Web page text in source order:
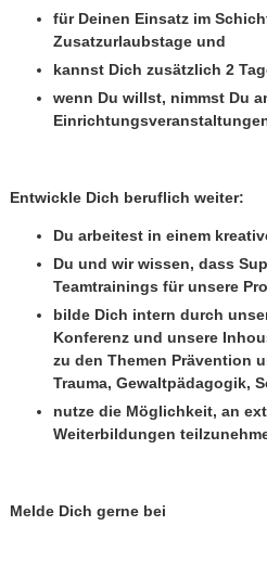
für Deinen Einsatz im
Zusatzurlaubstage und
kannst Dich zusätzlich 2
wenn Du willst, nimmst Du
Entwickle Dich beruflich weiter:
Du arbeitest in einem
Du und wir wissen, dass
Teamtrainings für unsere
bilde Dich intern durch
Konferenz und unsere
zu den Themen Prävention
Trauma, Gewaltpädagogik,
nutze die Möglichkeit, an
Weiterbildungen
Melde Dich gerne bei